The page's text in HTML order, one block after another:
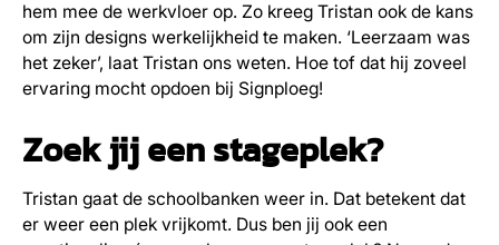
hem mee de werkvloer op. Zo kreeg Tristan ook de kans
om zijn designs werkelijkheid te maken. ‘Leerzaam was
het zeker’, laat Tristan ons weten. Hoe tof dat hij zoveel
ervaring mocht opdoen bij Signploeg!
Zoek jij een stageplek?
Tristan gaat de schoolbanken weer in. Dat betekent dat
er weer een plek vrijkomt. Dus ben jij ook een